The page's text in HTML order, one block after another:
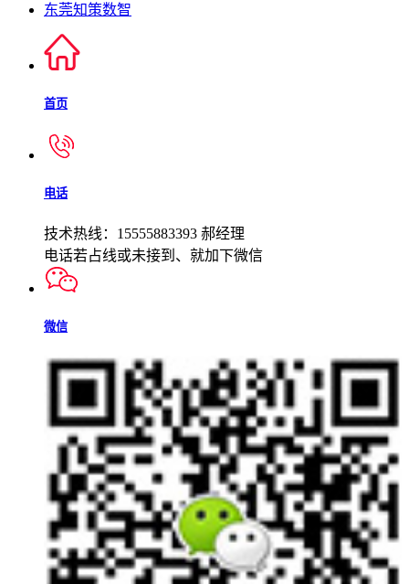
东莞知策数智
首页
电话
技术热线：15555883393 郝经理
电话若占线或未接到、就加下微信
微信